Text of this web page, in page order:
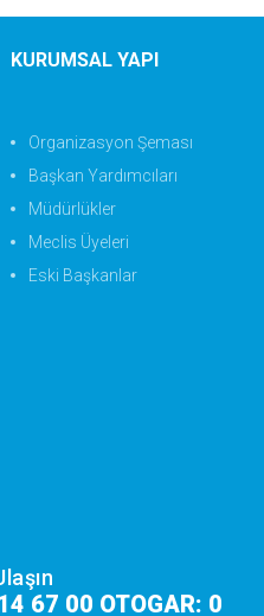
KURUMSAL YAPI
Organizasyon Şeması
Başkan Yardımcıları
Müdürlükler
Meclis Üyeleri
Eski Başkanlar
67 00 OTOGAR: 0